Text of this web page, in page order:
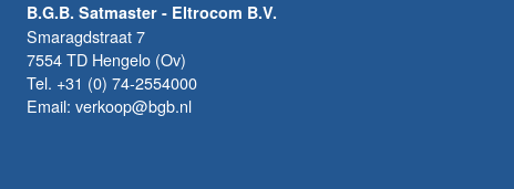
B.G.B. Satmaster - Eltrocom B.V.
Smaragdstraat 7
7554 TD Hengelo (Ov)
Tel. +31 (0) 74-2554000
Email: verkoop@bgb.nl